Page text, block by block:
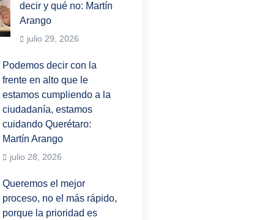
decir y qué no: Martín
Arango
julio 29, 2026
Podemos decir con la
frente en alto que le
estamos cumpliendo a la
ciudadanía, estamos
cuidando Querétaro:
Martín Arango
julio 28, 2026
Queremos el mejor
proceso, no el más rápido,
porque la prioridad es